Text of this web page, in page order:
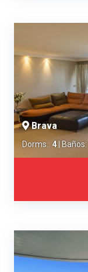
Brava
Dorms.: 4 | Baños: